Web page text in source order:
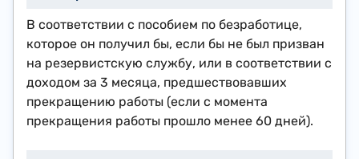
В соответствии с пособием по безработице,
которое он получил бы, если бы не был призван
на резервистскую службу, или в соответствии с
доходом за 3 месяца, предшествовавших
прекращению работы (если с момента
прекращения работы прошло менее 60 дней).​